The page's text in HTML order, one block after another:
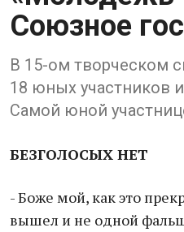
Союзное
В 15-ом творческом
18 юных участников
Самой юной
БЕЗГОЛОСЫХ НЕТ
- Боже мой, как это
вышел и не одной